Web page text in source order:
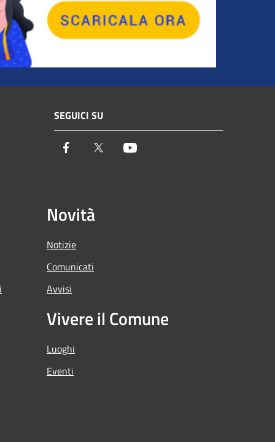
SEGUICI SU
Facebook Twitter
Novità
Notizie
Comunicati
Avvisi
Vivere il Comune
Luoghi
Eventi